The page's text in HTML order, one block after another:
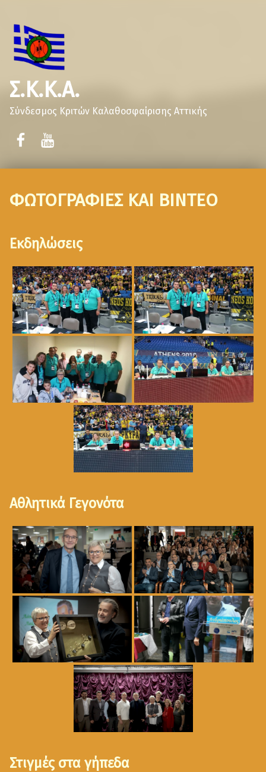
Σ.Κ.Κ.Α.
Σύνδεσμος Κριτών Καλαθοσφαίρισης Αττικής
ΦΩΤΟΓΡΑΦΙΕΣ ΚΑΙ ΒΙΝΤΕΟ
Εκδηλώσεις
Αθλητικά Γεγονότα
Στιγμές στα γήπεδα